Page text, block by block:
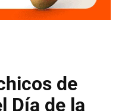
de
Día de la